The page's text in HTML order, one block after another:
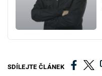
SDÍLEJTE ČLÁNEK